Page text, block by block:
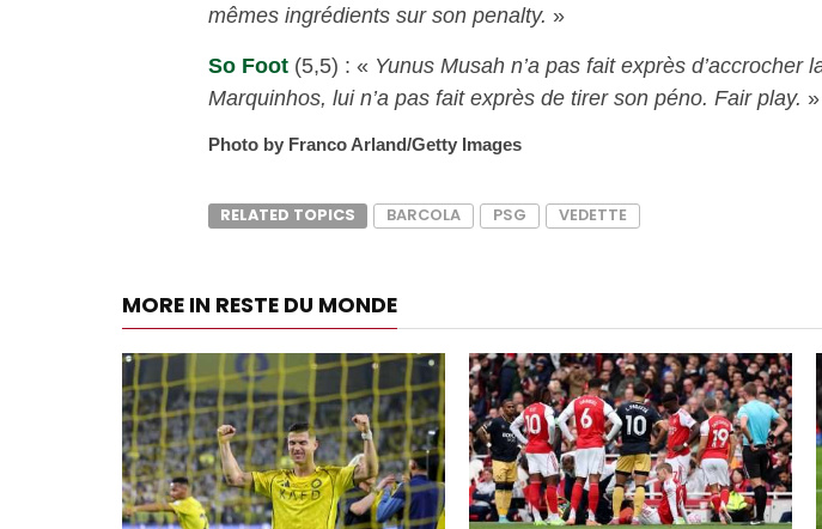
mêmes ingrédients sur son penalty. »
So Foot (5,5) : « Yunus Musah n’a pas fait exprès d’accrocher
Marquinhos, lui n’a pas fait exprès de tirer son péno. Fair play. »
Photo by Franco Arland/Getty Images
RELATED TOPICS BARCOLA PSG VEDETTE
MORE IN RESTE DU MONDE